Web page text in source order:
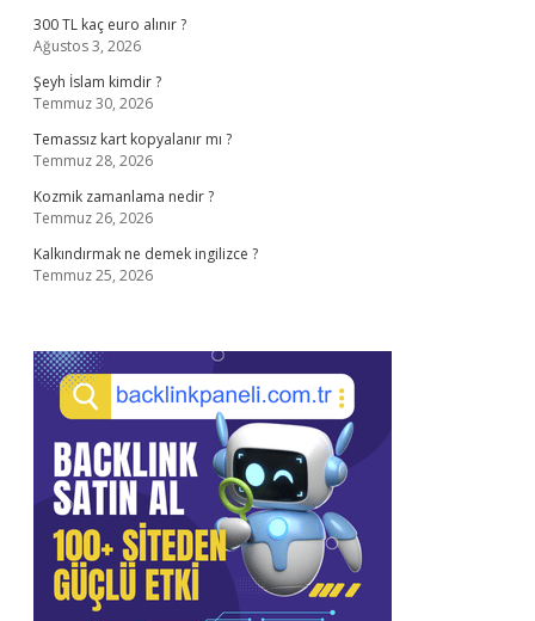
300 TL kaç euro alınır ?
Ağustos 3, 2026
Şeyh İslam kimdir ?
Temmuz 30, 2026
Temassız kart kopyalanır mı ?
Temmuz 28, 2026
Kozmik zamanlama nedir ?
Temmuz 26, 2026
Kalkındırmak ne demek ingilizce ?
Temmuz 25, 2026